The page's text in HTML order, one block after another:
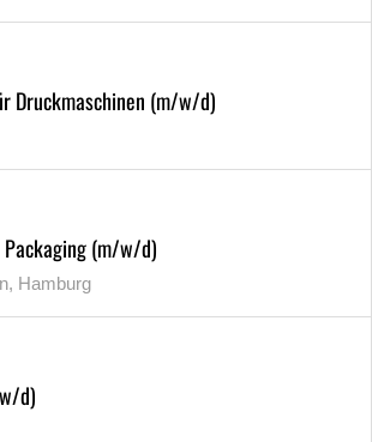
Druckmaschinen (m/w/d)
(m/w/d)
Hamburg
d)